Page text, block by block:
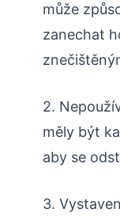
může
zanechat
2.
měly být
aby se
3.